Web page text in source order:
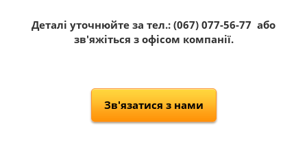
Деталі уточнюйте за тел.: (067) 077-56-77 або
зв'яжіться з офісом компанії.
Зв'язатися з нами